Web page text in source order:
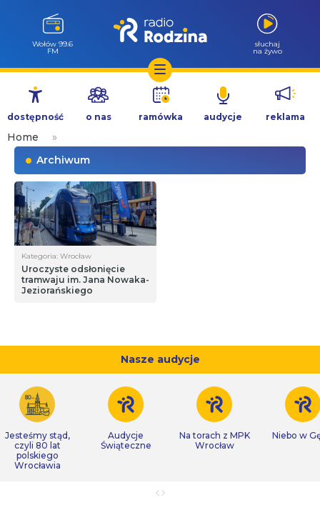
Przejdź
treści
Wołów 99.6
FM
słuchaj
na żywo
dostępność o nas ramówka audycje reklama
Home
»
Archiwum
Kategoria: Wrocław
Uroczyste odsłonięcie
tramwaju im. Jana Nowaka-
Jeziorańskiego
Nasze audycje
Jesteśmy stąd,
czyli 80 lat
polskiego
Wrocławia
Audycje
Świąteczne
Na torach z MPK
Wrocław
Niebo w